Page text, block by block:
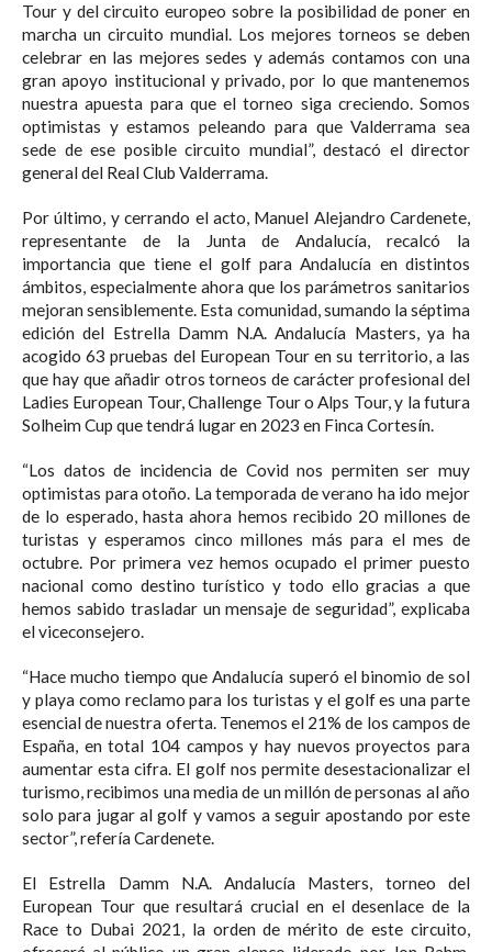
Tour y del circuito europeo sobre la posibilidad de poner en
marcha un circuito mundial. Los mejores torneos se deben
celebrar en las mejores sedes y además contamos con una
gran apoyo institucional y privado, por lo que mantenemos
nuestra apuesta para que el torneo siga creciendo. Somos
optimistas y estamos peleando para que Valderrama sea
sede de ese posible circuito mundial”, destacó el director
general del Real Club Valderrama.⁣
Por último, y cerrando el acto, Manuel Alejandro Cardenete,
representante de la Junta de Andalucía, recalcó la
importancia que tiene el golf para Andalucía en distintos
ámbitos, especialmente ahora que los parámetros sanitarios
mejoran sensiblemente. Esta comunidad, sumando la séptima
edición del Estrella Damm N.A. Andalucía Masters, ya ha
acogido 63 pruebas del European Tour en su territorio, a las
que hay que añadir otros torneos de carácter profesional del
Ladies European Tour, Challenge Tour o Alps Tour, y la futura
Solheim Cup que tendrá lugar en 2023 en Finca Cortesín.⁣
“Los datos de incidencia de Covid nos permiten ser muy
optimistas para otoño. La temporada de verano ha ido mejor
de lo esperado, hasta ahora hemos recibido 20 millones de
turistas y esperamos cinco millones más para el mes de
octubre. Por primera vez hemos ocupado el primer puesto
nacional como destino turístico y todo ello gracias a que
hemos sabido trasladar un mensaje de seguridad”, explicaba
el viceconsejero.⁣
“Hace mucho tiempo que Andalucía superó el binomio de sol
y playa como reclamo para los turistas y el golf es una parte
esencial de nuestra oferta. Tenemos el 21% de los campos de
España, en total 104 campos y hay nuevos proyectos para
aumentar esta cifra. El golf nos permite desestacionalizar el
turismo, recibimos una media de un millón de personas al año
solo para jugar al golf y vamos a seguir apostando por este
sector”, refería Cardenete.⁣
El Estrella Damm N.A. Andalucía Masters, torneo del
European Tour que resultará crucial en el desenlace de la
Race to Dubai 2021, la orden de mérito de este circuito,